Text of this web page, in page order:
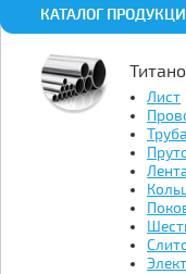
КАТАЛОГ
Лист
Труба